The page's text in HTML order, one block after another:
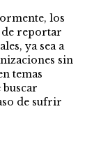
los
de reportar
ya sea a
sin
temas
de sufrir